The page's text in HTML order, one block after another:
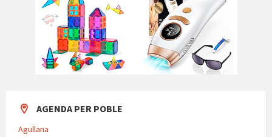
AGENDA PER POBLE
Agullana